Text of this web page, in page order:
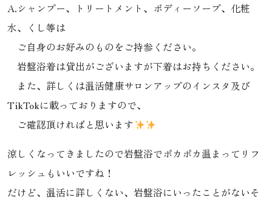
A.シャンプー、トリートメント、ボディーソープ、化粧
水、くし等は
ご自身のお好みのものをご持参ください。
岩盤浴着は貸出がございますが下着はお持ちください。
また、詳しくは温活健康サロンアップのインスタ 及び
TikTokに載っておりますので、
ご確認頂ければと思います
涼しくなってきましたので岩盤浴でポカポカ温まってリフ
レッシュもいいですね！
だけど、温活に詳しくない、岩盤浴にいったことがないそ